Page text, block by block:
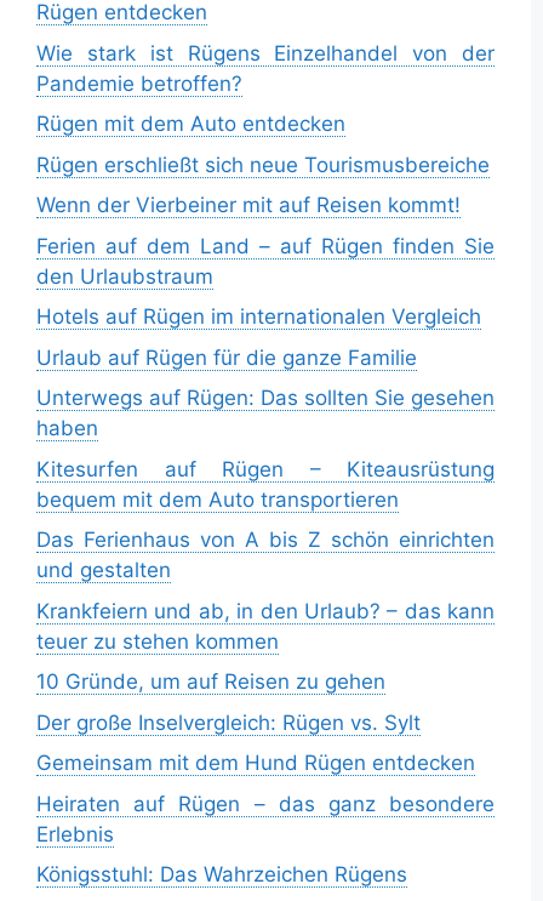
Rügen entdecken
Wie stark ist Rügens Einzelhandel von der
Pandemie betroffen?
Rügen mit dem Auto entdecken
Rügen erschließt sich neue Tourismusbereiche
Wenn der Vierbeiner mit auf Reisen kommt!
Ferien auf dem Land – auf Rügen finden Sie
den Urlaubstraum
Hotels auf Rügen im internationalen Vergleich
Urlaub auf Rügen für die ganze Familie
Unterwegs auf Rügen: Das sollten Sie gesehen
haben
Kitesurfen auf Rügen – Kiteausrüstung
bequem mit dem Auto transportieren
Das Ferienhaus von A bis Z schön einrichten
und gestalten
Krankfeiern und ab, in den Urlaub? – das kann
teuer zu stehen kommen
10 Gründe, um auf Reisen zu gehen
Der große Inselvergleich: Rügen vs. Sylt
Gemeinsam mit dem Hund Rügen entdecken
Heiraten auf Rügen – das ganz besondere
Erlebnis
Königsstuhl: Das Wahrzeichen Rügens